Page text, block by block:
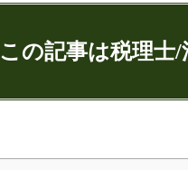
この記事は税理士/